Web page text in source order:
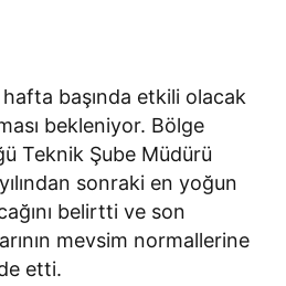
başında etkili olacak
bekleniyor. Bölge
Teknik Şube Müdürü
sonraki en yoğun
belirtti ve son
mevsim normallerine
etti.